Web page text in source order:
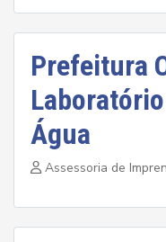
Prefeitura
Água
Assessoria de